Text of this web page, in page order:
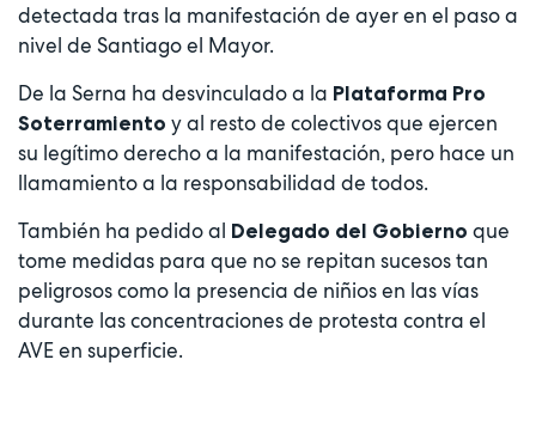
detectada tras la manifestación de ayer en el paso a
nivel de Santiago el Mayor.
De la Serna ha desvinculado a la Plataforma Pro
Soterramiento y al resto de colectivos que ejercen
su legítimo derecho a la manifestación, pero hace un
llamamiento a la responsabilidad de todos.
También ha pedido al Delegado del Gobierno que
tome medidas para que no se repitan sucesos tan
peligrosos como la presencia de niñios en las vías
durante las concentraciones de protesta contra el
AVE en superficie.